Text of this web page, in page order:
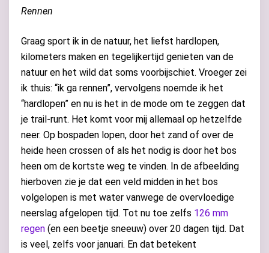
Rennen
Graag sport ik in de natuur, het liefst hardlopen,
kilometers maken en tegelijkertijd genieten van de
natuur en het wild dat soms voorbijschiet. Vroeger zei
ik thuis: “ik ga rennen”, vervolgens noemde ik het
“hardlopen” en nu is het in de mode om te zeggen dat
je trail-runt. Het komt voor mij allemaal op hetzelfde
neer. Op bospaden lopen, door het zand of over de
heide heen crossen of als het nodig is door het bos
heen om de kortste weg te vinden. In de afbeelding
hierboven zie je dat een veld midden in het bos
volgelopen is met water vanwege de overvloedige
neerslag afgelopen tijd. Tot nu toe zelfs 126 mm
regen (en een beetje sneeuw) over 20 dagen tijd. Dat
is veel, zelfs voor januari. En dat betekent